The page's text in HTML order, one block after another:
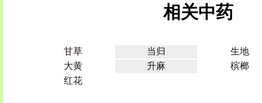
相关中药
甘草 当归
生地
大黄
升麻
槟榔
红花